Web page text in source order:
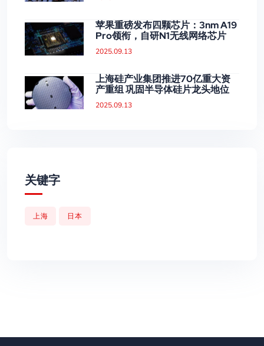
苹果重磅发布四颗芯片：3nm A19
Pro领衔，自研N1无线网络芯片
2025.09.13
上海硅产业集团推进70亿重大资
产重组 巩固半导体硅片龙头地位
2025.09.13
关键字
上海 日本